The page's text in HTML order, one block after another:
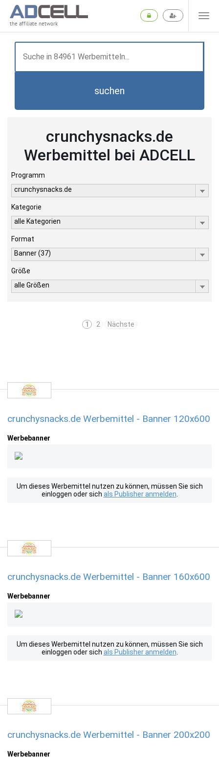
the affiliate network
suchen
crunchysnacks.de
Werbemittel bei ADCELL
Programm
crunchysnacks.de
Kategorie
alle Kategorien
Format
Banner (37)
Größe
alle Größen
1 2 Nächste
crunchysnacks.de Werbemittel - Banner 120x600
Werbebanner
Um dieses Werbemittel nutzen zu können, müssen Sie sich
einloggen oder sich als Publisher anmelden
crunchysnacks.de Werbemittel - Banner 160x600
Werbebanner
Um dieses Werbemittel nutzen zu können, müssen Sie sich
einloggen oder sich als Publisher anmelden
crunchysnacks.de Werbemittel - Banner 200x200
Werbebanner